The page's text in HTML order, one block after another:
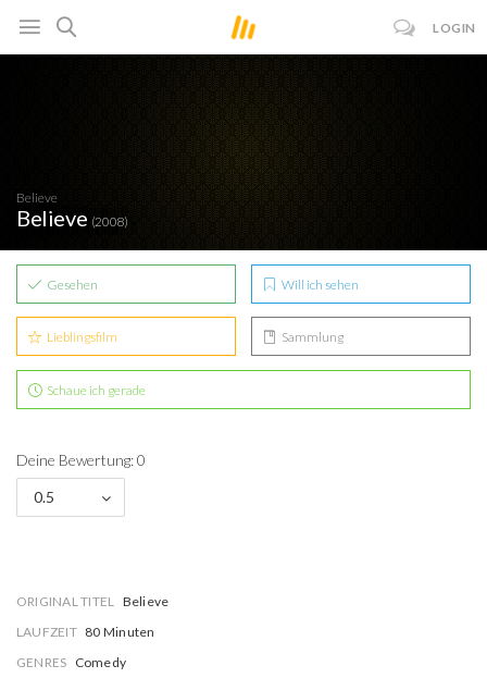
LOGIN
Believe
Believe (2008)
Gesehen Will ich sehen
Lieblingsfilm Sammlung
Schaue ich gerade
Deine Bewertung: 0
0.5
ORIGINAL TITEL Believe
LAUFZEIT 80 Minuten
GENRES Comedy